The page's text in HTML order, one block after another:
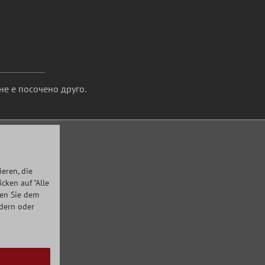
е посочено друго.
die
auf "Alle
Sie dem
oder